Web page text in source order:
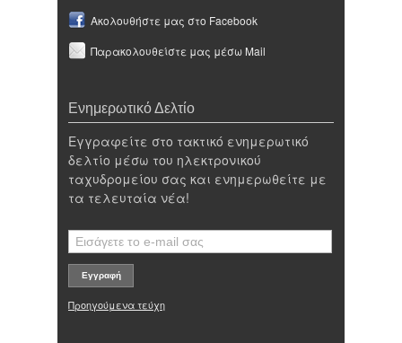
Ακολουθήστε μας στο Facebook
Παρακολουθείστε μας μέσω Mail
Ενημερωτικό Δελτίο
Εγγραφείτε στο τακτικό ενημερωτικό
δελτίο μέσω του ηλεκτρονικού
ταχυδρομείου σας και ενημερωθείτε με
τα τελευταία νέα!
Προηγούμενα τεύχη